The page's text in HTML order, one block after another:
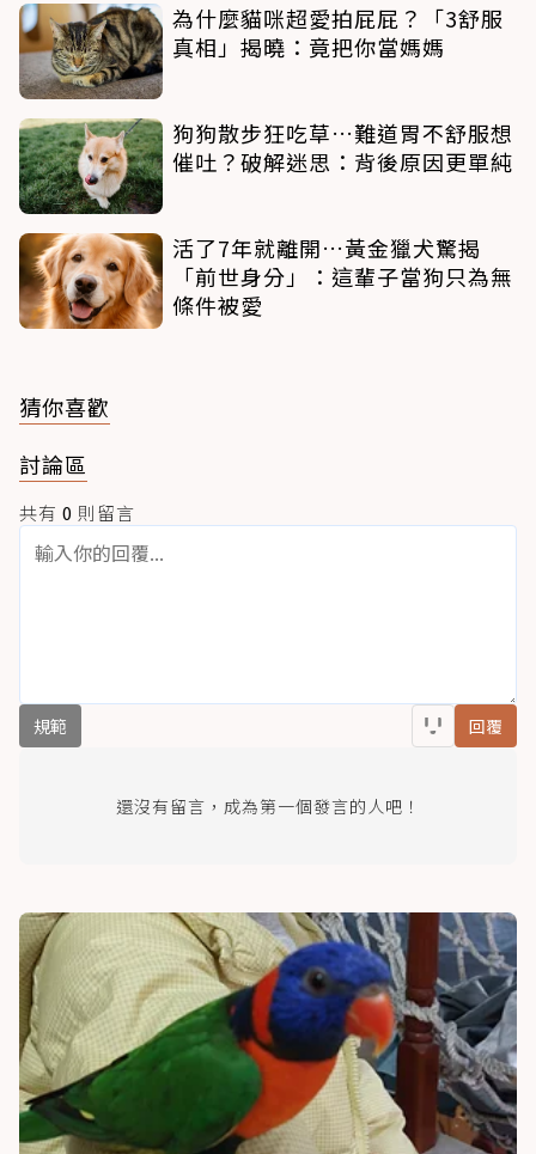
為什麼貓咪超愛拍屁屁？「3舒服
真相」揭曉：竟把你當媽媽
狗狗散步狂吃草…難道胃不舒服想
催吐？破解迷思：背後原因更單純
活了7年就離開…黃金獵犬驚揭
「前世身分」：這輩子當狗只為無
條件被愛
猜你喜歡
討論區
共有 0 則留言
規範 回覆
還沒有留言，成為第一個發言的人吧！